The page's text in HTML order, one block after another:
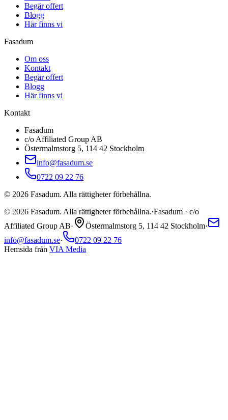
Begär offert
Blogg
Här finns vi
Fasadum
Om oss
Kontakt
Begär offert
Blogg
Här finns vi
Kontakt
Fasadum
c/o Affiliated Group AB
Östermalmstorg 5, 114 42 Stockholm
info@fasadum.se
0722 09 22 76
© 2026 Fasadum. Alla rättigheter förbehållna.
© 2026 Fasadum. Alla rättigheter förbehållna.·Fasadum · c/o
Affiliated Group AB· Östermalmstorg 5, 114 42 Stockholm·
info@fasadum.se·
0722 09 22 76
Hemsida från VIA Media